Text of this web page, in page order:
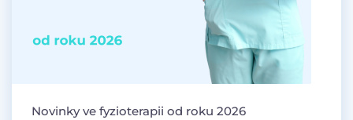
Novinky ve fyzioterapii od roku 2026